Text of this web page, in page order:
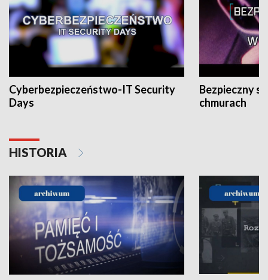
Cyberbezpieczeństwo-IT Security
Days
Bezpieczny
chmurach
HISTORIA